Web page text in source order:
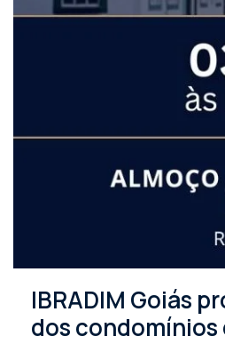
IBRADIM Goiás
dos condomínios